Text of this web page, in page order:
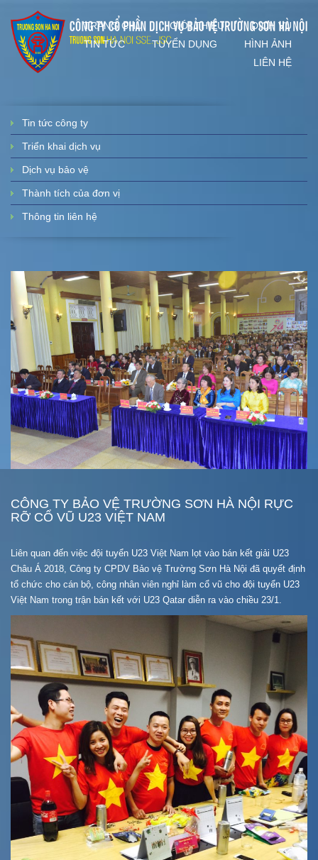
TRANG CHỦ GIỚI THIỆU
DỊCH VỤ
TIN TỨC
TUYỂN DỤNG
HÌNH ẢNH
LIÊN HỆ
Tin tức công ty
Triển khai dịch vụ
Dịch vụ bảo vệ
Thành tích của đơn vị
Thông tin liên hệ
CÔNG TY BẢO VỆ TRƯỜNG SƠN HÀ NỘI RỰC
RỠ CỔ VŨ U23 VIỆT NAM
Liên quan đến việc đội tuyển U23 Việt Nam lọt vào bán kết giải U23
Châu Á 2018, Công ty CPDV Bảo vệ Trường Sơn Hà Nội đã quyết định
tổ chức cho cán bộ, công nhân viên nghỉ làm cổ vũ cho đội tuyển U23
Việt Nam trong trận bán kết với U23 Qatar diễn ra vào chiều 23/1.